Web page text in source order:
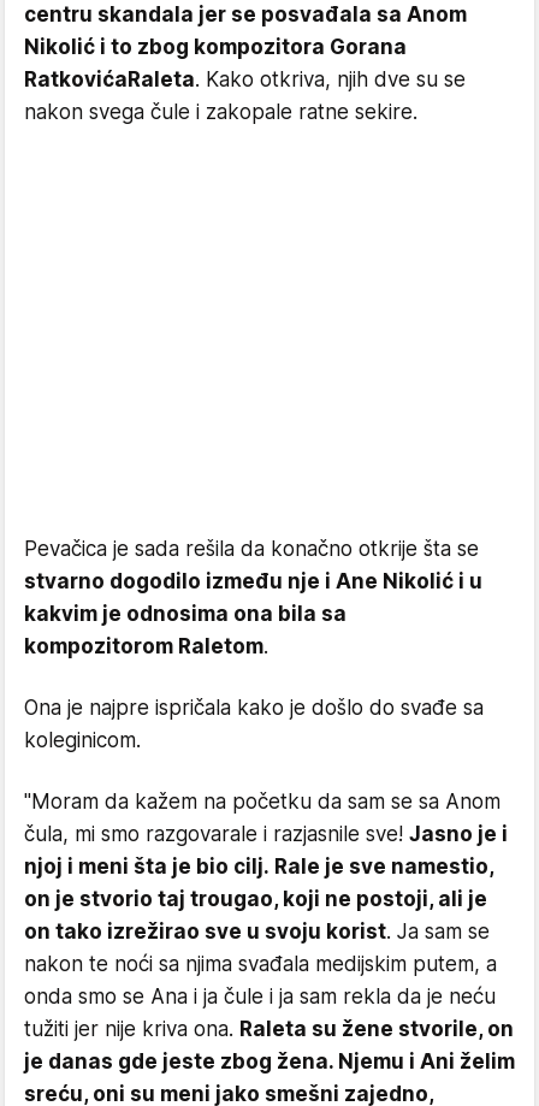
centru skandala jer se posvađala sa Anom
Nikolić i to zbog kompozitora Gorana
RatkovićaRaleta. Kako otkriva, njih dve su se
nakon svega čule i zakopale ratne sekire.
Pevačica je sada rešila da konačno otkrije šta se
stvarno dogodilo između nje i Ane Nikolić i u
kakvim je odnosima ona bila sa
kompozitorom Raletom.
Ona je najpre ispričala kako je došlo do svađe sa
koleginicom.
"Moram da kažem na početku da sam se sa Anom
čula, mi smo razgovarale i razjasnile sve! Jasno je i
njoj i meni šta je bio cilj. Rale je sve namestio,
on je stvorio taj trougao, koji ne postoji, ali je
on tako izrežirao sve u svoju korist. Ja sam se
nakon te noći sa njima svađala medijskim putem, a
onda smo se Ana i ja čule i ja sam rekla da je neću
tužiti jer nije kriva ona. Raleta su žene stvorile, on
je danas gde jeste zbog žena. Njemu i Ani želim
sreću, oni su meni jako smešni zajedno,